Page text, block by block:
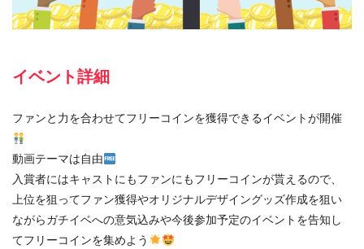
イベント詳細
ファンと力を合わせてフリーコインを獲得できるイベントが開催
動画テーマは自由
入賞者にはキャストにもファンにもフリーコインが貰えるので、
上位を狙ってファン獲得やオリジナルデザイングッズ作成を狙い
ながらガチイベへの意気込みや今後参加予定のイベントを告知し
てフリーコインを集めよう